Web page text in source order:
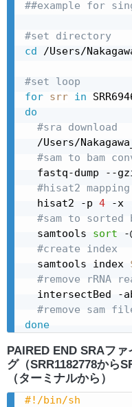
##example for
#set directory
cd /Users/
#set loop
for srr in
do
#sra download
/Users/
#sam to bam
fastq-dump --
#hisat2 mapping
  hisat2 -p
4 -x
#sam to sorted
  samtools
sort -
#create index
  samtools index
#remove rRNA
intersectBed -
#remove sam
done
PAIRED END SRAフ
グ（SRR1182778から
（ターミナルから）
#!/bin/sh